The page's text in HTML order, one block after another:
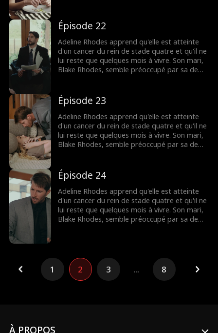
croqueuse de diamants calculatrice, et elle
pense qu'il ne l'a jamais aimée. Tout change
lorsque Blake apprend qu'Adeline est
mourante, mais il est peut-être trop tard
pour lui dire que c'est elle qu'il a aimée
pendant tout ce temps.
Épisode 22
Adeline Rhodes apprend qu'elle est atteinte
d'un cancer du rein de stade quatre et qu'il ne
lui reste que quelques mois à vivre. Son mari,
Blake Rhodes, semble préoccupé par sa demi-
croqueuse de diamants calculatrice, et elle
pense qu'il ne l'a jamais aimée. Tout change
lorsque Blake apprend qu'Adeline est
mourante, mais il est peut-être trop tard
pour lui dire que c'est elle qu'il a aimée
pendant tout ce temps.
Épisode 23
Adeline Rhodes apprend qu'elle est atteinte
d'un cancer du rein de stade quatre et qu'il ne
lui reste que quelques mois à vivre. Son mari,
Blake Rhodes, semble préoccupé par sa demi-
croqueuse de diamants calculatrice, et elle
pense qu'il ne l'a jamais aimée. Tout change
lorsque Blake apprend qu'Adeline est
mourante, mais il est peut-être trop tard
pour lui dire que c'est elle qu'il a aimée
pendant tout ce temps.
Épisode 24
Adeline Rhodes apprend qu'elle est atteinte
d'un cancer du rein de stade quatre et qu'il ne
lui reste que quelques mois à vivre. Son mari,
Blake Rhodes, semble préoccupé par sa demi-
pense qu'il ne l'a jamais aimée. Tout change
lorsque Blake apprend qu'Adeline est
mourante, mais il est peut-être trop tard
pour lui dire que c'est elle qu'il a aimée
1 2 3 ... 8
À PROPOS